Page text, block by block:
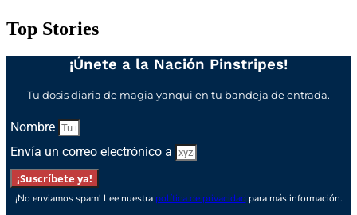
Top Stories
¡Únete a la Nación Pinstripes!
Tu dosis diaria de magia yanqui en tu bandeja de entrada.
Nombre
Envía un correo electrónico a
¡Suscríbete ya!
¡No enviamos spam! Lee nuestra política de privacidad para más información.